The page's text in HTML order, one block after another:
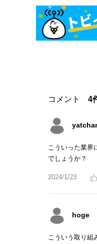
コメント 4
こういった業界
でしょうか？
2024/1/23
hoge
こういう取り組